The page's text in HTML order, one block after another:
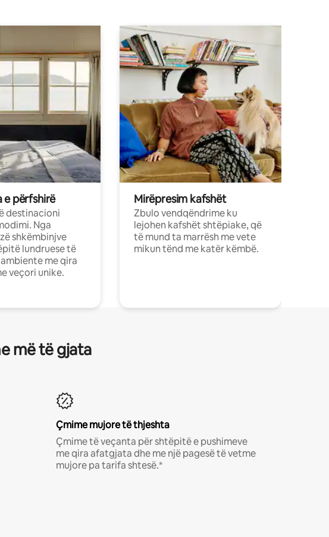
e përfshirë
destinacioni
Nga
shkëmbinjve
lundruese të
me qira
veçori unike.
Mirëpresim kafshët
Zbulo vendqëndrime ku
lejohen kafshët shtëpiake, që
të mund ta marrësh me vete
mikun tënd me katër këmbë.
më të gjata
Çmime mujore të thjeshta
Çmime të veçanta për shtëpitë e pushimeve
me qira afatgjata dhe me një pagesë të vetme
mujore pa tarifa shtesë.*